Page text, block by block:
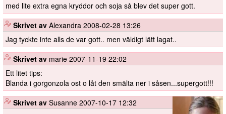
med lite extra egna kryddor och soja så blev det super gott.
Skrivet av Alexandra 2008-02-28 13:26
Jag tyckte inte alls de var gott.. men väldigt lätt lagat..
Skrivet av marie 2007-11-19 22:02
Ett litet tips:
Blanda i gorgonzola ost o låt den smälta ner i såsen...supergott!!!
Skrivet av Susanne 2007-10-17 12:32